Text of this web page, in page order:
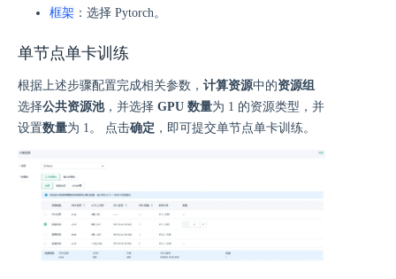
框架 ：选择 Pytorch。
单节点单卡训练
根据上述步骤配置完成相关参数， 计算资源中的资源组
选择公共资源池，并选择 GPU 数量为 1 的资源类型，并
设置数量为 1。 点击确定 ，即可提交单节点单卡训练。